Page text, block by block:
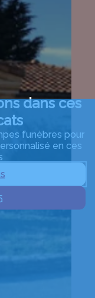
dans ces
funèbres pour
en ces